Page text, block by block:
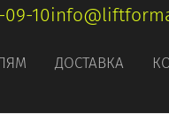
ДОСТАВКА
09-10